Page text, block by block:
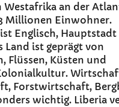
Westafrika an der
Millionen Einwohner.
Englisch,
Land ist geprägt von
Flüssen, Küsten und
Forstwirtschaft,
wichtig. Liberia